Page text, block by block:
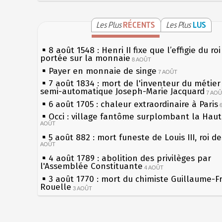
Les PlusRÉCENTS Les Plus LUS
8 août 1548 : Henri II fixe que l’effigie du
portée sur la monnaie 8 AOÛT
Payer en monnaie de singe 7 AOÛT
7 août 1834 : mort de l'inventeur du
semi-automatique Joseph-Marie Jacquard 7
6 août 1705 : chaleur extraordinaire à Paris
Occi : village fantôme surplombant la
AOÛT
5 août 882 : mort funeste de Louis III, roi
AOÛT
4 août 1789 : abolition des privilèges par
l'Assemblée Constituante 4 AOÛT
3 août 1770 : mort du chimiste Guillaume-
Rouelle 3 AOÛT
Musée Jean de La Fontaine : réouverture